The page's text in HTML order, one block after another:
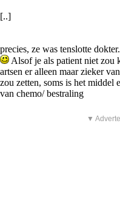
[..]
precies, ze was tenslotte dokter.
Alsof je als patient niet zou
artsen er alleen maar zieker
zou zetten, soms is het middel
van chemo/ bestraling
▼